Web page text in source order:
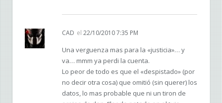
CAD el 22/10/2010 7:35 PM
Una verguenza mas para la «justicia»… y
va… mmm ya perdi la cuenta.
Lo peor de todo es que el «despistado» (por
no decir otra cosa) que omitió (sin querer) los
datos, lo mas probable que ni un tiron de